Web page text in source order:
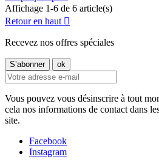
Affichage 1-6 de 6 article(s)
Retour en haut 
Recevez nos offres spéciales
Vous pouvez vous désinscrire à tout
cela nos informations de contact dans
site.
Facebook
Instagram